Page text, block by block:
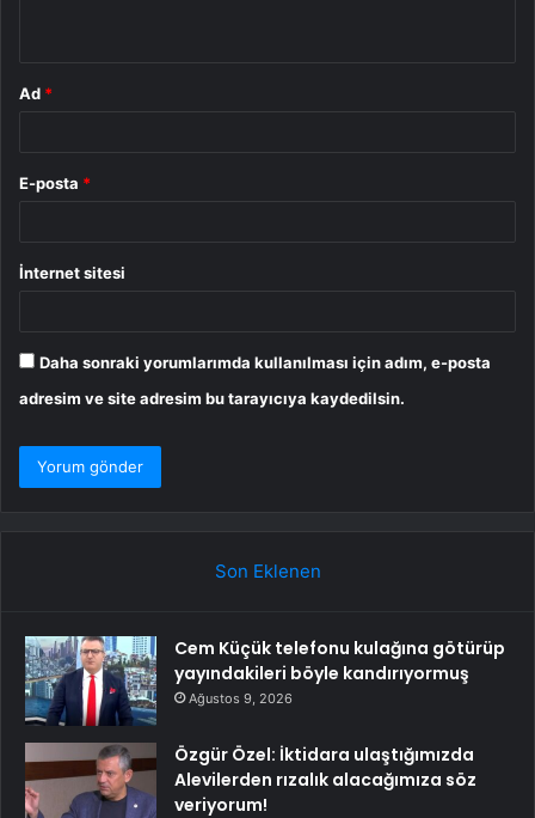
Ad *
E-posta *
İnternet sitesi
Daha sonraki yorumlarımda kullanılması için adım, e-posta
adresim ve site adresim bu tarayıcıya kaydedilsin.
Son Eklenen
Cem Küçük telefonu kulağına götürüp
yayındakileri böyle kandırıyormuş
Ağustos 9, 2026
Özgür Özel: İktidara ulaştığımızda
Alevilerden rızalık alacağımıza söz
veriyorum!